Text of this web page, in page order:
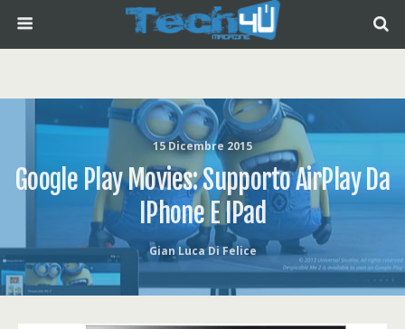
15 Dicembre 2015
Google Play Movies: Supporto AirPlay Da
IPhone E IPad
Gian Luca Di Felice